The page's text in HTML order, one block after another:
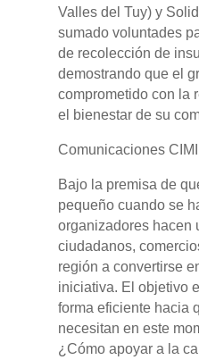
Valles del Tuy) y
sumado voluntades
de recolección de
demostrando que el
comprometido con la
el bienestar de su
Comunicaciones
Bajo la premisa de
pequeño cuando se
organizadores hacen
ciudadanos,
región a convertirse
iniciativa. El objetivo
forma eficiente hacia
necesitan en este
¿Cómo apoyar a la